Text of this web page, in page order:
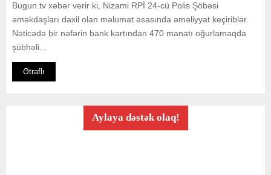
Bugun.tv xəbər verir ki, Nizami RPİ 24-cü Polis Şöbəsi
əməkdaşları daxil olan məlumat əsasında əməliyyat keçiriblər.
Nəticədə bir nəfərin bank kartından 470 manatı oğurlamaqda
şübhəli...
Ətraflı
Aylaya dəstək olaq!